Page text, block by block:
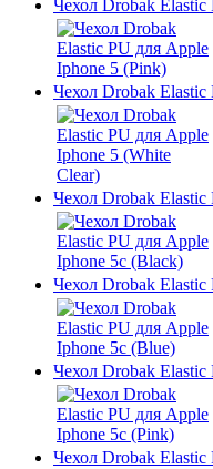
Чехол Drobak
Чехол Drobak
Чехол Drobak
Чехол Drobak
Чехол Drobak
Чехол Drobak